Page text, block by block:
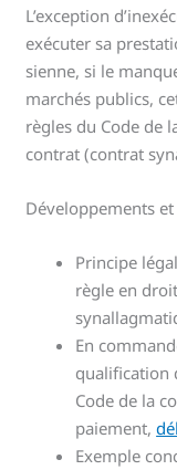
L’exception
exécuter sa
sienne, si le
marchés publics,
règles du Code de
contrat (contrat
Développements
Principe
règle en
En
qualification
Code de la
paiement,
Exemple